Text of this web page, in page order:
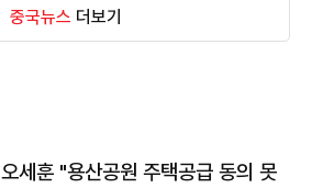
중국뉴스 더보기
오세훈 "용산공원 주택공급 동의 못